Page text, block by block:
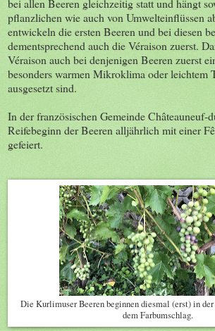
bei allen Beeren gleichzeitig statt und hängt
pflanzlichen wie auch von Umwelteinflüssen
entwickeln die ersten Beeren und bei diesen
dementsprechend auch die Véraison zuerst.
Véraison auch bei denjenigen Beeren zuerst
besonders warmen Mikroklima oder leichtem
ausgesetzt sind.
In der französischen Gemeinde Châteauneuf-
Reifebeginn der Beeren alljährlich mit einer
gefeiert.
Die Kurlimuser Beeren beginnen diesmal (erst) in
dem Farbumschlag.